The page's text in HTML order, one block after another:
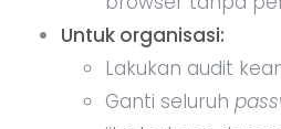
Untuk organisasi:
Lakukan audit
Ganti seluruh